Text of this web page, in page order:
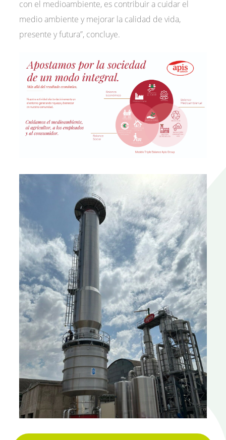
con el medioambiente, es contribuir a cuidar el
medio ambiente y mejorar la calidad de vida,
presente y futura”, concluye.